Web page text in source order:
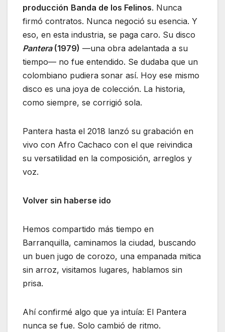
producción Banda de los Felinos. Nunca
firmó contratos. Nunca negoció su esencia. Y
eso, en esta industria, se paga caro. Su disco
Pantera(1979) —una obra adelantada a su
tiempo— no fue entendido. Se dudaba que un
colombiano pudiera sonar así. Hoy ese mismo
disco es una joya de colección. La historia,
como siempre, se corrigió sola.
Pantera hasta el 2018 lanzó su grabación en
vivo con Afro Cachaco con el que reivindica
su versatilidad en la composición, arreglos y
voz.
Volver sin haberse ido
Hemos compartido más tiempo en
Barranquilla, caminamos la ciudad, buscando
un buen jugo de corozo, una empanada mitica
sin arroz, visitamos lugares, hablamos sin
prisa.
Ahí confirmé algo que ya intuía: El Pantera
nunca se fue. Solo cambió de ritmo.